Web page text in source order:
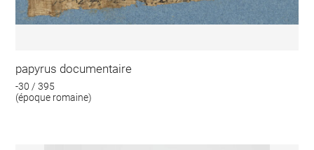
papyrus documentaire
-30 / 395
(époque romaine)